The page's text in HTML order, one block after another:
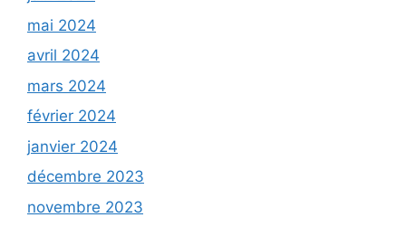
mai 2024
avril 2024
mars 2024
février 2024
janvier 2024
décembre 2023
novembre 2023